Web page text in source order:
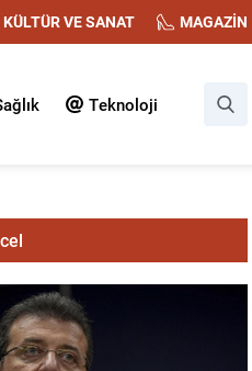
KÜLTÜR VE SANAT MAGAZİN
Teknoloji